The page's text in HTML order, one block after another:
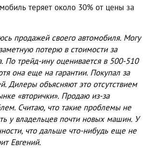
теряет около 30% от цены за
продажей своего автомобиля. Могу
потерю в стоимости за
По трейд-ину оценивается в 500-510
она еще на гарантии. Покупал за
Дилеры объясняют это отсутствием
«вторички». Продаю из-за
Считаю, что такие проблемы не
у владельцев почти новых машин. У
что дальше что-нибудь еще не
Евгений.